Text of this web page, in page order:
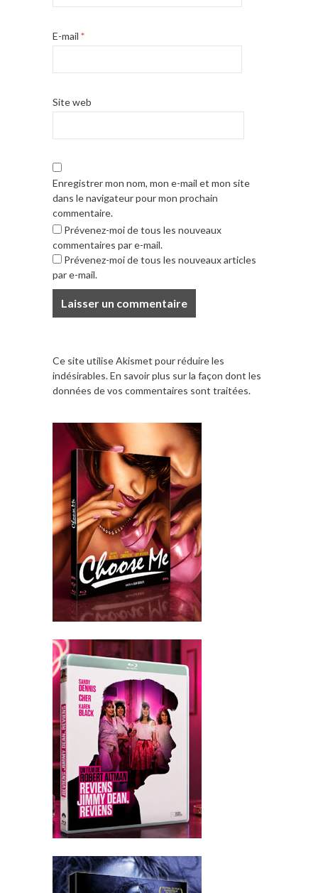
E-mail *
Site web
Enregistrer mon nom, mon e-mail et mon site
dans le navigateur pour mon prochain
commentaire.
Prévenez-moi de tous les nouveaux
commentaires par e-mail.
Prévenez-moi de tous les nouveaux articles
par e-mail.
Ce site utilise Akismet pour réduire les
indésirables.En savoir plus sur la façon dont les
données de vos commentaires sont traitées.